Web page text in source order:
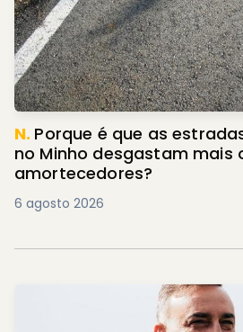
N. Porque é que as
no Minho desgastam mais
amortecedores?
6 agosto 2026